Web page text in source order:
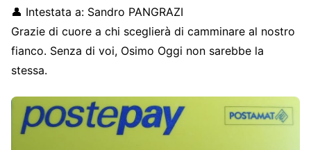
👤 Intestata a: Sandro PANGRAZI
Grazie di cuore a chi sceglierà di camminare al nostro
fianco. Senza di voi, Osimo Oggi non sarebbe la
stessa.